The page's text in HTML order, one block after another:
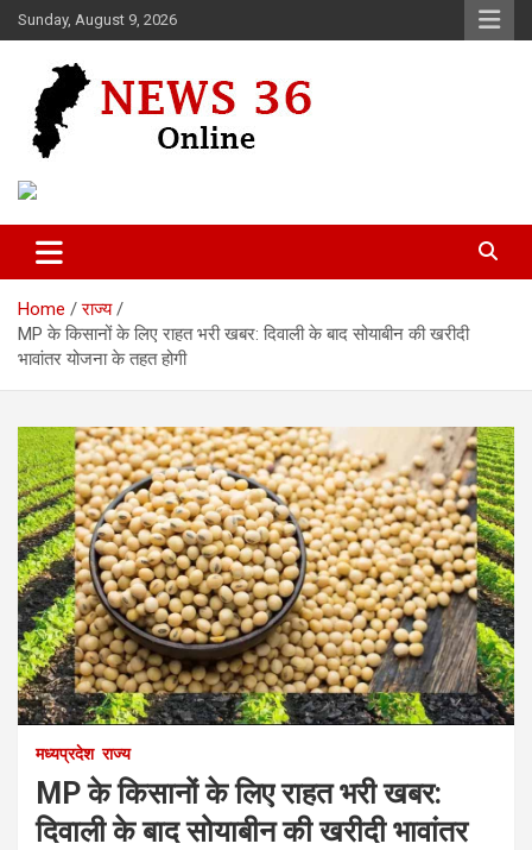
Skip
to
Sunday, August 9, 2026
News 36
Home
राज्य
MP के किसानों के लिए राहत भरी खबर: दिवाली के बाद सोयाबीन की खरीदी
भावांतर योजना के तहत होगी
मध्यप्रदेश राज्य
MP के किसानों के लिए राहत भरी खबर:
दिवाली के बाद सोयाबीन की खरीदी भावांतर